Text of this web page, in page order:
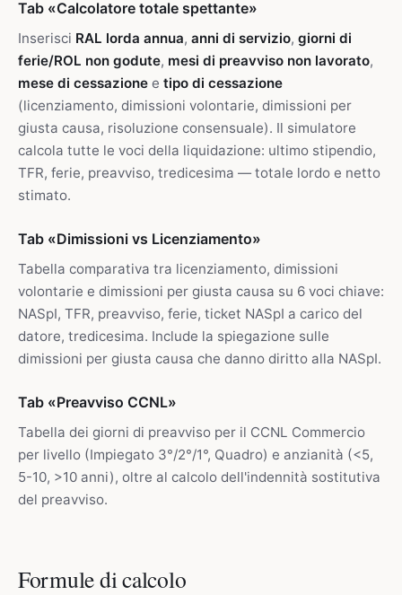
Tab «Calcolatore totale spettante»
Inserisci RAL lorda annua, anni di servizio, giorni di
ferie/ROL non godute, mesi di preavviso non lavorato,
mese di cessazione e tipo di cessazione
(licenziamento, dimissioni volontarie, dimissioni per
giusta causa, risoluzione consensuale). Il simulatore
calcola tutte le voci della liquidazione: ultimo stipendio,
TFR, ferie, preavviso, tredicesima — totale lordo e netto
stimato.
Tab «Dimissioni vs Licenziamento»
Tabella comparativa tra licenziamento, dimissioni
volontarie e dimissioni per giusta causa su 6 voci chiave:
NASpI, TFR, preavviso, ferie, ticket NASpI a carico del
datore, tredicesima. Include la spiegazione sulle
dimissioni per giusta causa che danno diritto alla NASpI.
Tab «Preavviso CCNL»
Tabella dei giorni di preavviso per il CCNL Commercio
per livello (Impiegato 3°/2°/1°, Quadro) e anzianità (<5,
5-10, >10 anni), oltre al calcolo dell'indennità sostitutiva
del preavviso.
Formule di calcolo